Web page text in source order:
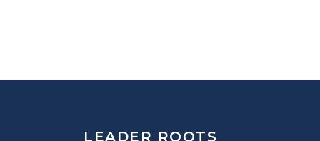
LEADER ROOTS